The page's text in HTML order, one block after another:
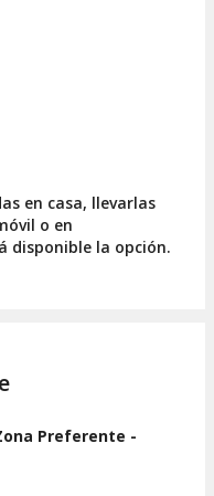
en casa, llevarlas
o en
disponible la opción.
Preferente -